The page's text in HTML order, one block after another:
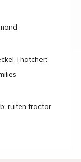
Thatcher:
ruiten tractor